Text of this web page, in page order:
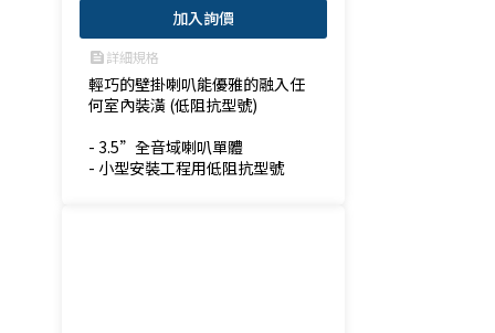
加入詢價
feed詳細規格
輕巧的壁掛喇叭能優雅的融入任
何室內裝潢 (低阻抗型號)
- 3.5”全音域喇叭單體
- 小型安裝工程用低阻抗型號